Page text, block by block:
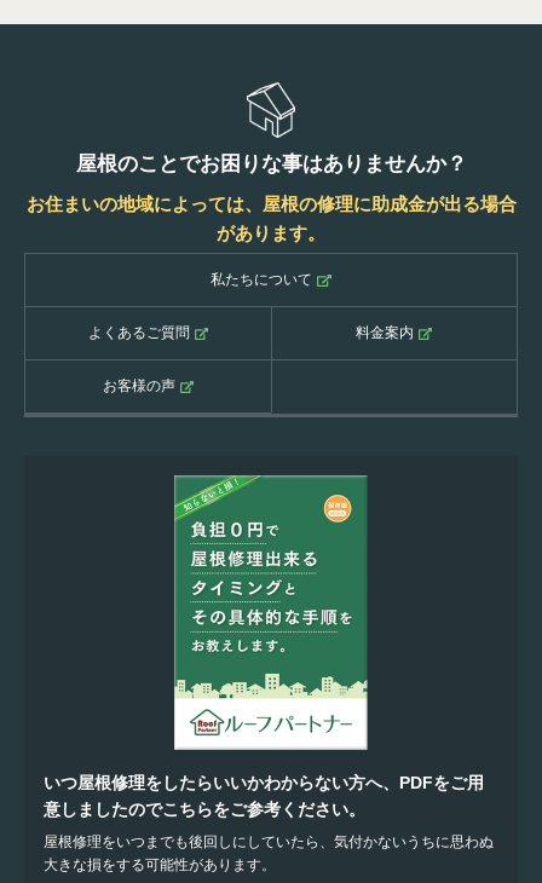
屋根のことでお困りな事はありませんか？
お住まいの地域によっては、屋根の修理に助成金が出る場合
があります。
私たちについて
よくあるご質問 料金案内
お客様の声
いつ屋根修理をしたらいいかわからない方へ、PDFをご用
意しましたのでこちらをご参考ください。
屋根修理をいつまでも後回しにしていたら、気付かないうちに思わぬ
大きな損をする可能性があります。